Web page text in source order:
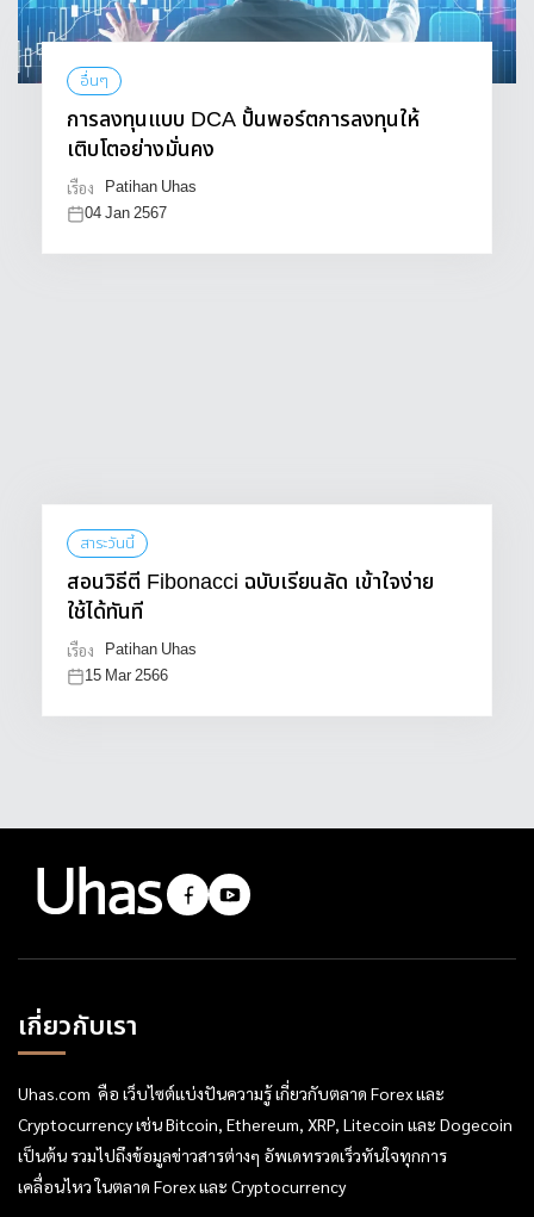
อื่นๆ
การลงทุนแบบ DCA ปั้นพอร์ตการลงทุนให้
เติบโตอย่างมั่นคง
เรื่อง
Patihan Uhas
04 Jan 2567
สาระวันนี้
สอนวิธีตี Fibonacci ฉบับเรียนลัด เข้าใจง่าย
ใช้ได้ทันที
เรื่อง
Patihan Uhas
15 Mar 2566
เกี่ยวกับเรา
Uhas.com คือ เว็บไซต์แบ่งปันความรู้ เกี่ยวกับตลาด Forex และ
Cryptocurrency เช่น Bitcoin, Ethereum, XRP, Litecoin และ Dogecoin
เป็นต้น รวมไปถึงข้อมูลข่าวสารต่างๆ อัพเดทรวดเร็วทันใจทุกการ
เคลื่อนไหว ในตลาด Forex และ Cryptocurrency